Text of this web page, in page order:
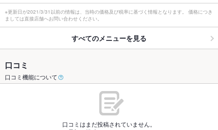
※更新日が2021/3/31以前の情報は、当時の価格及び税率に基づく情報となります。 価格につき
ましては直接店舗へお問い合わせください。
すべてのメニューを見る
口コミ
口コミ機能について
口コミはまだ投稿されていません。